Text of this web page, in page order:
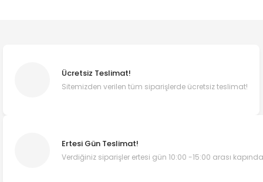
Ücretsiz Teslimat!
Sitemizden verilen tüm siparişlerde ücretsiz teslimat!
Ertesi Gün Teslimat!
Verdiğiniz siparişler ertesi gün 10:00 -15:00 arası